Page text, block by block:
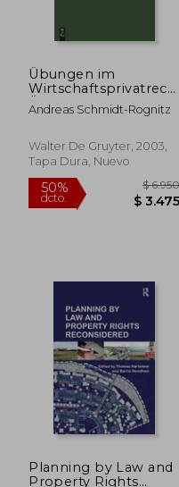
50%
dcto.
Übungen im
Wirtschaftsprivatrecht:
Übungsbuch für
Studium und Praxis
Andreas Schmidt-Rognitz
Walter De Gruyter, 2003,
Tapa Dura, Nuevo
Planning by Law and
Property Rights